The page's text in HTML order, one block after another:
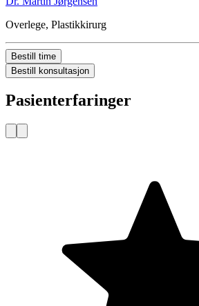
Overlege, Plastikkirurg
Bestill time
Bestill konsultasjon
Pasienterfaringer